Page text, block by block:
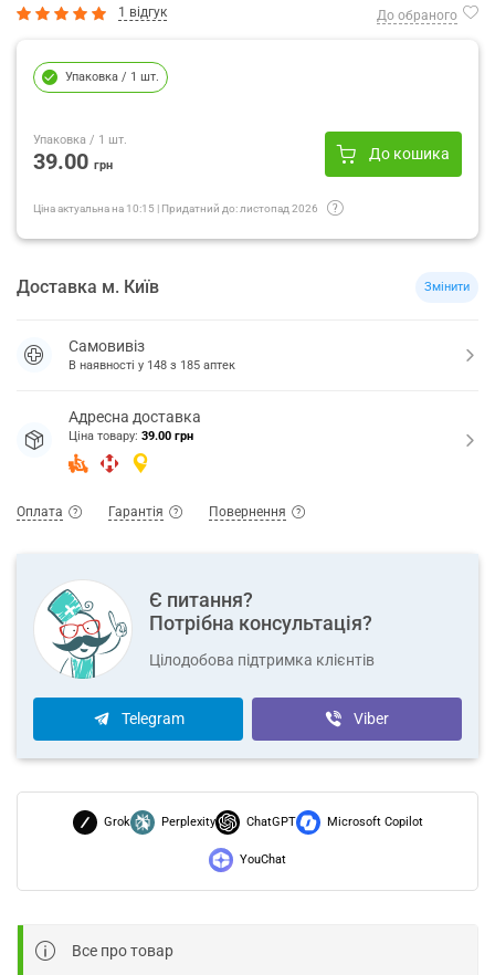
1 відгук До обраного
Упаковка / 1 шт.
Упаковка / 1 шт.
39.00 грн
До кошика
Ціна актуальна на 10:15 | Придатний до: листопад 2026
Доставка м. Київ Змінити
Самовивіз
В наявності у 148 з 185 аптек
Адресна доставка
Ціна товару: 39.00 грн
Оплата Гарантія Повернення
Є питання?
Потрібна консультація?
Цілодобова підтримка клієнтів
Telegram Viber
Grok Perplexity ChatGPT Microsoft Copilot
YouChat
Все про товар